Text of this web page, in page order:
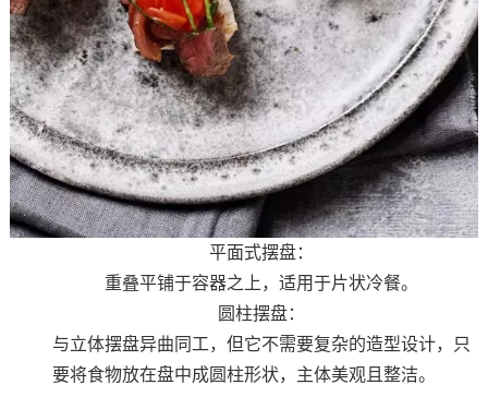
平面式摆盘：
重叠平铺于容器之上，适用于片状冷餐。
圆柱摆盘：
与立体摆盘异曲同工，但它不需要复杂的造型设计，只
要将食物放在盘中成圆柱形状，主体美观且整洁。